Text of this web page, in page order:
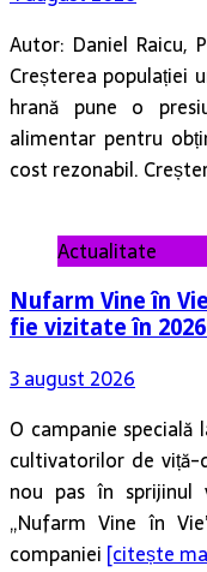
Autor: Daniel Raicu,
Creșterea populației
hrană pune o
alimentar pentru
cost rezonabil.
Actualitate
Nufarm Vine în
fie vizitate în
3 august 2026
O campanie specială
cultivatorilor de viță-
nou pas în sprijinul
„Nufarm Vine în
companiei [citește